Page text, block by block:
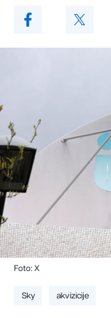
Foto: X
Sky akvizicije